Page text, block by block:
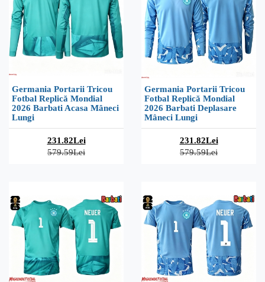
Germania Portarii Tricou
Fotbal Replică Mondial
2026 Barbati Acasa Mâneci
Lungi
231.82Lei
579.59Lei
Germania Portarii Tricou
Fotbal Replică Mondial
2026 Barbati Deplasare
Mâneci Lungi
231.82Lei
579.59Lei